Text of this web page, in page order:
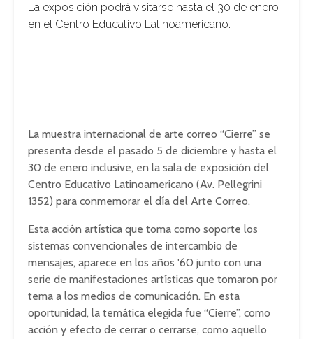
La exposición podrá visitarse hasta el 30 de enero
en el Centro Educativo Latinoamericano.
La muestra internacional de arte correo “Cierre” se
presenta desde el pasado 5 de diciembre y hasta el
30 de enero inclusive, en la sala de exposición del
Centro Educativo Latinoamericano (Av. Pellegrini
1352) para conmemorar el día del Arte Correo.
Esta acción artística que toma como soporte los
sistemas convencionales de intercambio de
mensajes, aparece en los años '60 junto con una
serie de manifestaciones artísticas que tomaron por
tema a los medios de comunicación. En esta
oportunidad, la temática elegida fue “Cierre”, como
acción y efecto de cerrar o cerrarse, como aquello